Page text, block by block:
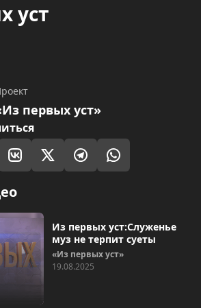
уст
первых уст»
Из первых уст:Служенье
муз не терпит суеты
«Из первых уст»
19.08.2025